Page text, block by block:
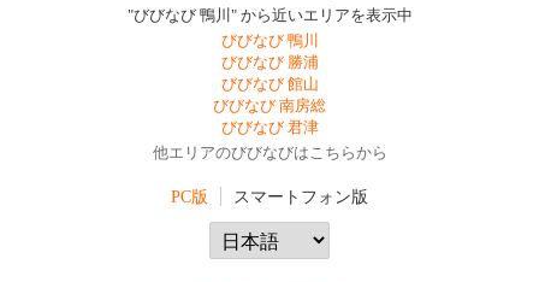
"びびなび 鴨川" から近いエリアを表示中
びびなび 鴨川
びびなび 勝浦
びびなび 館山
びびなび 南房総
びびなび 君津
他エリアのびびなびはこちらから
PC版 スマートフォン版